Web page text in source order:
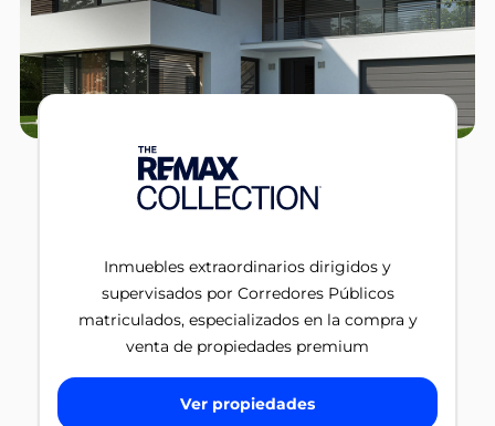
Inmuebles extraordinarios dirigidos y
supervisados por Corredores Públicos
matriculados, especializados en la compra y
venta de propiedades premium
Ver propiedades